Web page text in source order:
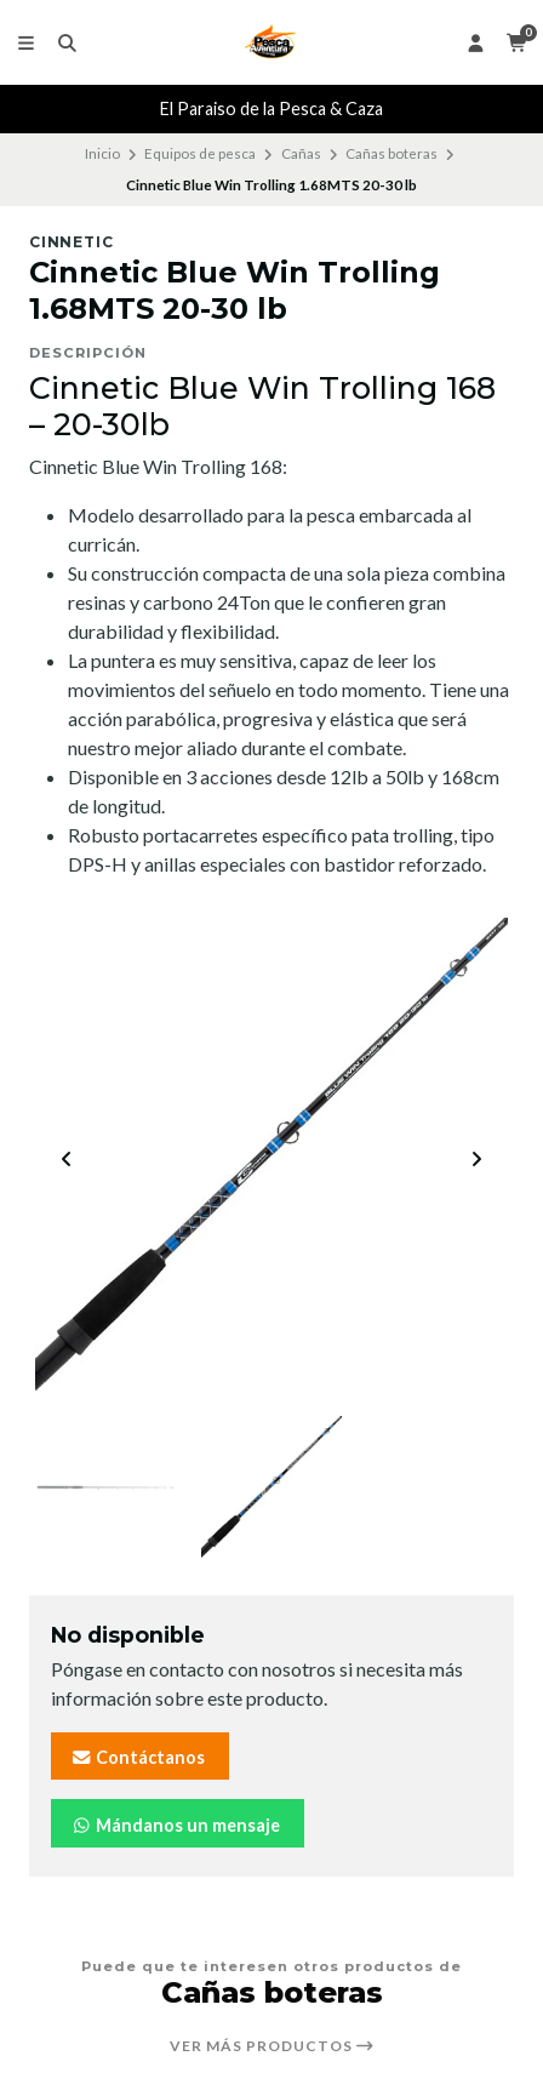
0
El Paraiso de la Pesca & Caza
Inicio Equipos de pesca Cañas
Cañas boteras
Cinnetic Blue Win Trolling 1.68MTS 20-30 lb
CINNETIC
Cinnetic Blue Win Trolling
1.68MTS 20-30 lb
DESCRIPCIÓN
Cinnetic Blue Win Trolling 168
– 20-30lb
Cinnetic Blue Win Trolling 168:
Modelo desarrollado para la pesca embarcada al
curricán.
Su construcción compacta de una sola pieza combina
resinas y carbono 24Ton que le confieren gran
durabilidad y flexibilidad.
La puntera es muy sensitiva, capaz de leer los
movimientos del señuelo en todo momento. Tiene una
acción parabólica, progresiva y elástica que será
nuestro mejor aliado durante el combate.
Disponible en 3 acciones desde 12lb a 50lb y 168cm
de longitud.
Robusto portacarretes específico pata trolling, tipo
DPS-H y anillas especiales con bastidor reforzado.
No disponible
Póngase en contacto con nosotros si necesita más
información sobre este producto.
Contáctanos
Mándanos un mensaje
Puede que te interesen otros productos de
Cañas boteras
VER MÁS PRODUCTOS